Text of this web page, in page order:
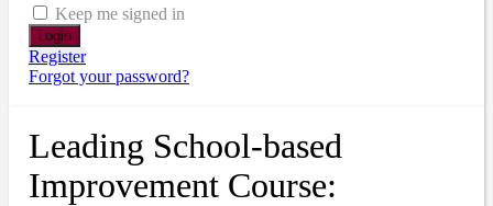
Keep me signed in
Register
Forgot your password?
Leading School-based
Improvement Course: